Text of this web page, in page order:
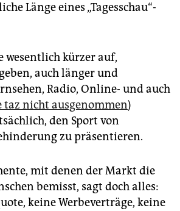
Länge eines „Tagesschau“-
wesentlich kürzer auf,
auch länger und
Radio, Online- und auch
taz nicht ausgenommen)
den Sport von
zu präsentieren.
mit denen der Markt die
bemisst, sagt doch alles:
keine Werbeverträge, keine